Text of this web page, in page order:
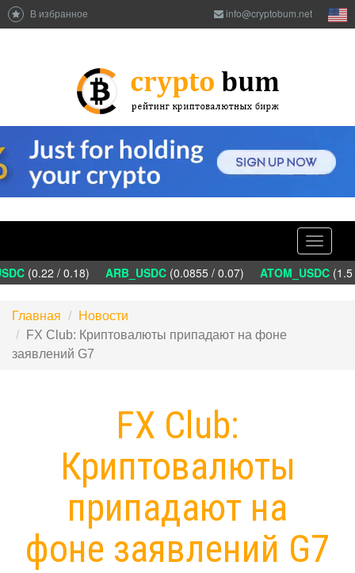
В избранное info@cryptobum.net
Toggle
(0.22 / 0.18) ARB_USDC(0.0855 / 0.07) ATOM_USDC(1.5
Главная
Новости
FX Club: Криптовалюты припадают на фоне
заявлений G7
FX Club:
Криптовалюты
припадают на
фоне заявлений G7